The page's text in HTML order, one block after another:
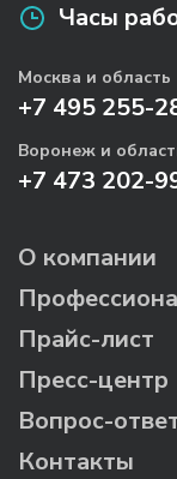
Часы
Москва и область
+7 495 255-
Воронеж и
+7 473 202-
О компании
Прайс-лист
Пресс-центр
Вопрос-
Контакты